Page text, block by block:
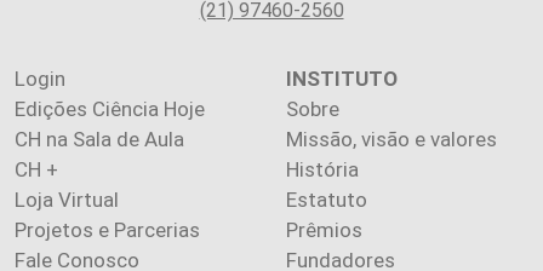
(21) 97460-2560
Login
Edições Ciência Hoje
CH na Sala de Aula
CH +
Loja Virtual
Projetos e Parcerias
Fale Conosco
INSTITUTO
Sobre
Missão, visão e valores
História
Estatuto
Prêmios
Fundadores